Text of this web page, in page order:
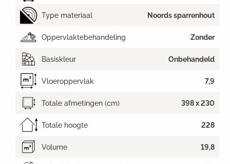
Type materiaal Noords sparrenhout
Oppervlaktebehandeling Zonder
Basiskleur Onbehandeld
Vloeroppervlak 7,9
Totale afmetingen (cm) 398 x 230
Totale hoogte 228
Volume 19,8